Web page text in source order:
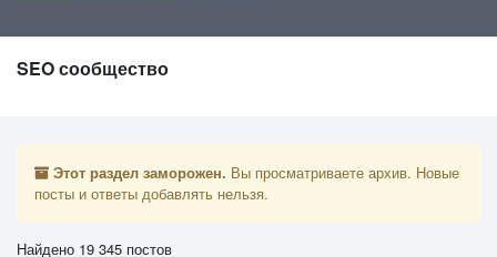
SEO сообщество
Этот раздел заморожен. Вы просматриваете архив. Новые
посты и ответы добавлять нельзя.
Найдено 19 345 постов